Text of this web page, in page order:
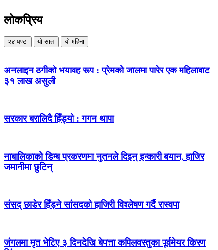
लोकप्रिय
२४ घण्टा यो साता यो महिना
अनलाइन ठगीको भयावह रूप : प्रेमको जालमा पारेर एक महिलाबाट
३१ लाख असुली
सरकार बरालिदै हिँड्यो : गगन थापा
नाबालिकाको डिम्ब प्रकरणमा नुतनले दिइन् इन्कारी बयान, हाजिर
जमानीमा छुटिन्
संसद् छाडेर हिँड्ने सांसदको हाजिरी विश्लेषण गर्दै रास्वपा
जंगलमा मृत भेटिए ३ दिनदेखि बेपत्ता कपिलवस्तुका पूर्वमेयर किरण